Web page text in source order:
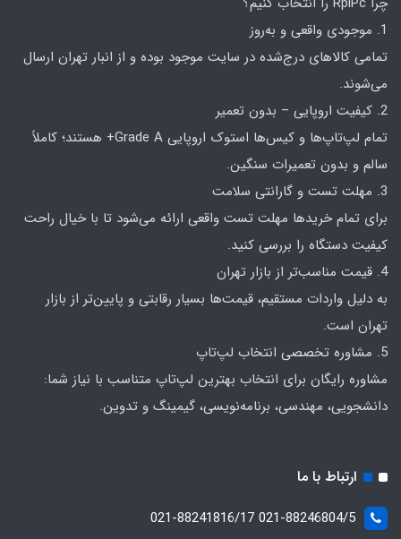
1. موجودی واقعی و به‌روز
تمامی کالاهای درج‌شده در سایت موجود بوده و از انبار تهران ارسال
می‌شوند.
2. کیفیت اروپایی – بدون تعمیر
تمام لپ‌تاپ‌ها و کیس‌ها استوک اروپایی Grade A+ هستند؛ کاملاً
سالم و بدون تعمیرات سنگین.
3. مهلت تست و گارانتی سلامت
برای تمام خریدها مهلت تست واقعی ارائه می‌شود تا با خیال راحت
کیفیت دستگاه را بررسی کنید.
4. قیمت مناسب‌تر از بازار تهران
به دلیل واردات مستقیم، قیمت‌ها بسیار رقابتی و پایین‌تر از بازار
تهران است.
5. مشاوره تخصصی انتخاب لپ‌تاپ
مشاوره رایگان برای انتخاب بهترین لپ‌تاپ متناسب با نیاز شما:
دانشجویی، مهندسی، برنامه‌نویسی، گیمینگ و تدوین.
ارتباط با ما
021-88246804/5 021-88241816/17